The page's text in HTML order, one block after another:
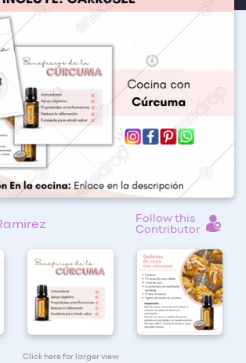
Follow this
Contributor
Click here for larger view